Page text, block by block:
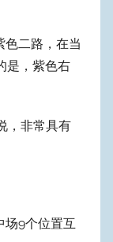
色二路，在当
是，紫色右
，非常具有
场9个位置互